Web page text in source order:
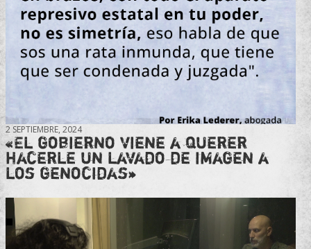
2 SEPTIEMBRE, 2024
«El gobierno viene a querer
hacerle un lavado de imagen a
los genocidas»